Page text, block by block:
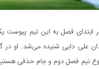
ابتدای فصل به این تیم پیوست
علی دایی شنیده می‌شد. او در
نیم فصل دوم و جام حذفی